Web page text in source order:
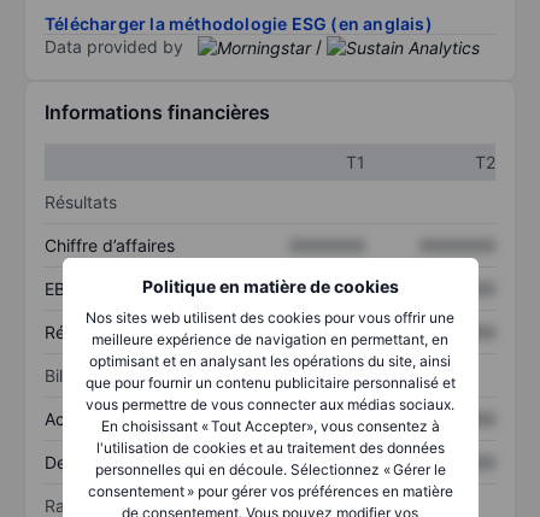
Politique en matière de cookies
Nos sites web utilisent des cookies pour vous offrir une
meilleure expérience de navigation en permettant, en
optimisant et en analysant les opérations du site, ainsi
que pour fournir un contenu publicitaire personnalisé et
vous permettre de vous connecter aux médias sociaux.
En choisissant « Tout Accepter», vous consentez à
l'utilisation de cookies et au traitement des données
personnelles qui en découle. Sélectionnez « Gérer le
consentement » pour gérer vos préférences en matière
de consentement. Vous pouvez modifier vos
Télécharger la méthodologie ESG (en anglais)
Data provided by
/
Informations financières
T1
T2
Résultats
Chiffre d’affaires
EBITDA XXXXXXX
Résultat net XXXXXXX XXXXXXX
Bilan
Actif total XXXXXXX XXXXXXX
Dette totale XXXXXXX XXXXXXX
Ratios